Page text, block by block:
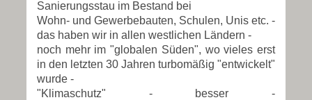
Sanierungsstau im Bestand bei
Wohn- und Gewerbebauten, Schulen, Unis etc. -
das haben wir in allen westlichen Ländern -
noch mehr im "globalen Süden", wo vieles erst
in den letzten 30 Jahren turbomäßig "entwickelt"
wurde -
"Klimaschutz" - besser -